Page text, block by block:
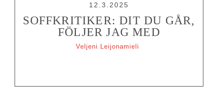
12.3.2025
SOFFKRITIKER: DIT DU GÅR,
FÖLJER JAG MED
Veljeni Leijonamieli